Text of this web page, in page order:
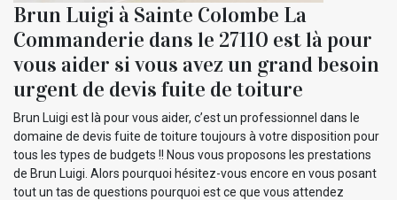
Brun Luigi à Sainte Colombe La
Commanderie dans le 27110 est là pour
vous aider si vous avez un grand besoin
urgent de devis fuite de toiture
Brun Luigi est là pour vous aider, c’est un professionnel dans le
domaine de devis fuite de toiture toujours à votre disposition pour
tous les types de budgets !! Nous vous proposons les prestations
de Brun Luigi. Alors pourquoi hésitez-vous encore en vous posant
tout un tas de questions pourquoi est ce que vous attendez